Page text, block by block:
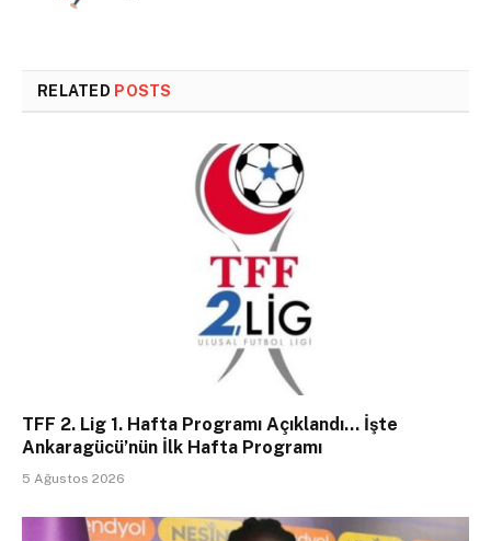
RELATED POSTS
TFF 2. Lig 1. Hafta Programı Açıklandı… İşte
Ankaragücü’nün İlk Hafta Programı
5 Ağustos 2026